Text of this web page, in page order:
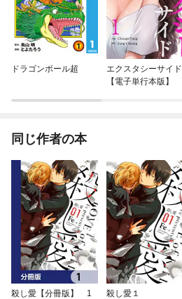
ドラゴンボール超
エクスタシーサイド
【電子単行本版】
同じ作者の本
殺し愛【分冊版】 1
殺し愛１